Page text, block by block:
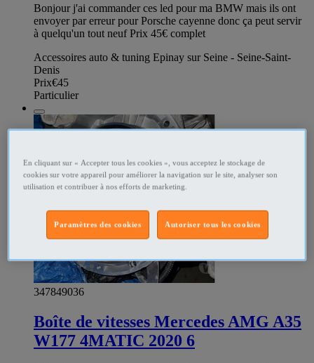
Bonjour j'ai commander ces led pour ma BMW mais ils ont
envoyer par erreur pour Porsche cayenne donc ça peut servir
à quelqu'un tout neuf Prix 45€ complet
Accessoires auto & tuning Epinay sur Seine - Seine-Saint-
Denis
Prix€45
Particulier
347849036
Boîte de vitesses Mercedes AMG A35
W177 4MATIC 2020 6
En cliquant sur « Accepter tous les cookies », vous acceptez le stockage de
cookies sur votre appareil pour améliorer la navigation sur le site, analyser son
utilisation et contribuer à nos efforts de marketing.
Autoriser tous les cookies
Paramètres des cookies